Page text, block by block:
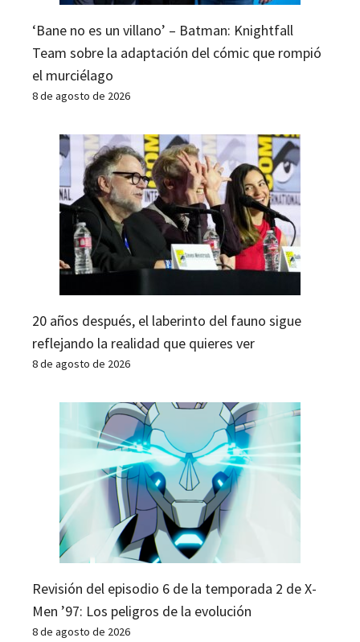
‘Bane no es un villano’ – Batman: Knightfall
Team sobre la adaptación del cómic que rompió
el murciélago
8 de agosto de 2026
20 años después, el laberinto del fauno sigue
reflejando la realidad que quieres ver
8 de agosto de 2026
Revisión del episodio 6 de la temporada 2 de X-
Men ’97: Los peligros de la evolución
8 de agosto de 2026